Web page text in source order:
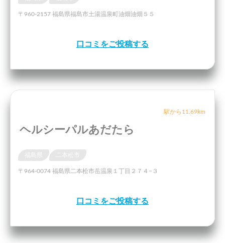
〒960-2157 福島県福島市土湯温泉町油畑油畑５５
口コミをご投稿する
駅から11.69km
ヘルシーパルあだたら
〒964-0074 福島県二本松市岳温泉１丁目２７４−３
口コミをご投稿する